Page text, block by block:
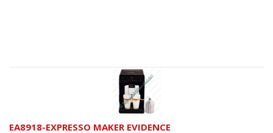
EA8918-EXPRESSO MAKER EVIDENCE